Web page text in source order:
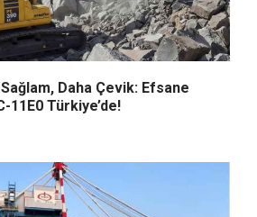
Daha Çevik: Efsane
11E0 Türkiye’de!